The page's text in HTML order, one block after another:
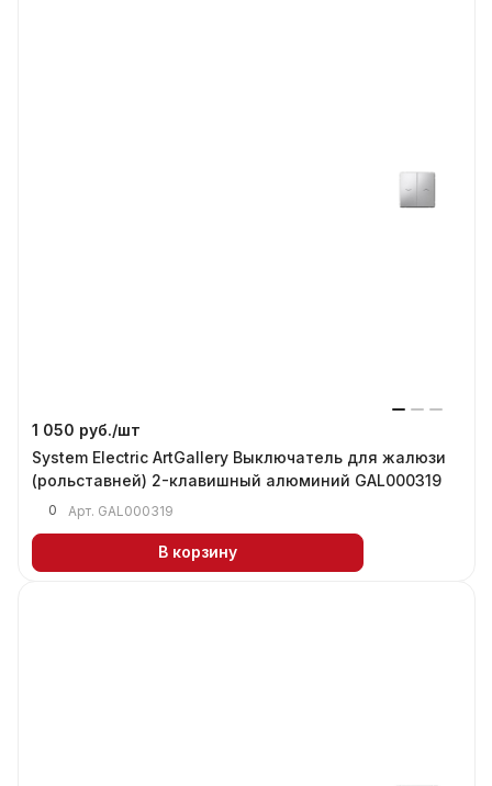
1 050 руб./шт
System Electric ArtGallery Выключатель для жалюзи
(рольставней) 2-клавишный алюминий GAL000319
0 Арт. GAL000319
В корзину